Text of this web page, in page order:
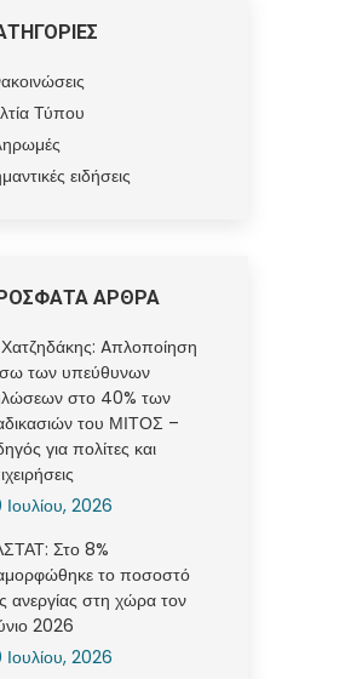
Τύπου
ειδήσεις
ΑΡΘΡΑ
Aπλοποίηση
των υπεύθυνων
στο 40% των
του ΜΙΤΟΣ –
για πολίτες και
2026
Στο 8%
το ποσοστό
ανεργίας στη χώρα τον
2026
2026